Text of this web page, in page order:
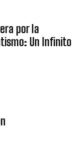
por la
Un Infinito